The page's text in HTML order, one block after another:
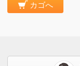
カゴへ